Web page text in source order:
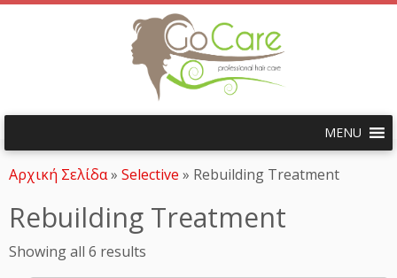
στο
MENU
Αρχική Σελίδα» Selective » Rebuilding Treatment
Rebuilding Treatment
Showing all 6 results